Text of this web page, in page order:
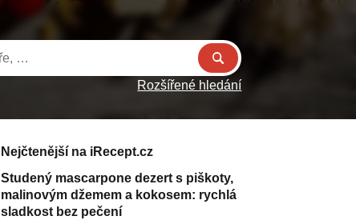
Rozšířené hledání
Nejčtenější na iRecept.cz
Studený mascarpone dezert s piškoty,
malinovým džemem a kokosem: rychlá
sladkost bez pečení